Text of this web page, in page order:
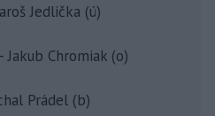
Jedlička (ú)
Jakub Chromiak (o)
Prádel (b)